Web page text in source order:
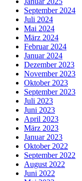
September 2024
Juli 2024
Mai 2024
März 2024
Februar 2024
Januar 2024
Dezember 2023
November 2023
Oktober 2023
September 2023
Juli 2023
Juni 2023
April 2023
März 2023
Januar 2023
Oktober 2022
September 2022
August 2022
Juni 2022